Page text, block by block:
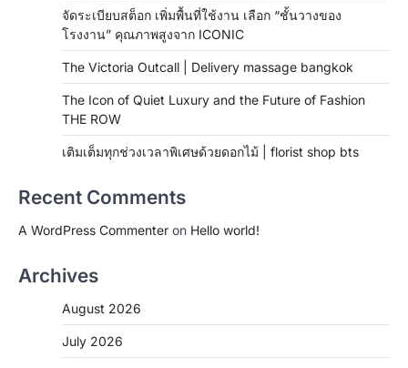
จัดระเบียบสต็อก เพิ่มพื้นที่ใช้งาน เลือก “ชั้นวางของ
โรงงาน” คุณภาพสูงจาก ICONIC
The Victoria Outcall | Delivery massage bangkok
The Icon of Quiet Luxury and the Future of Fashion
THE ROW
เติมเต็มทุกช่วงเวลาพิเศษด้วยดอกไม้ | florist shop bts
Recent Comments
A WordPress Commenter on Hello world!
Archives
August 2026
July 2026